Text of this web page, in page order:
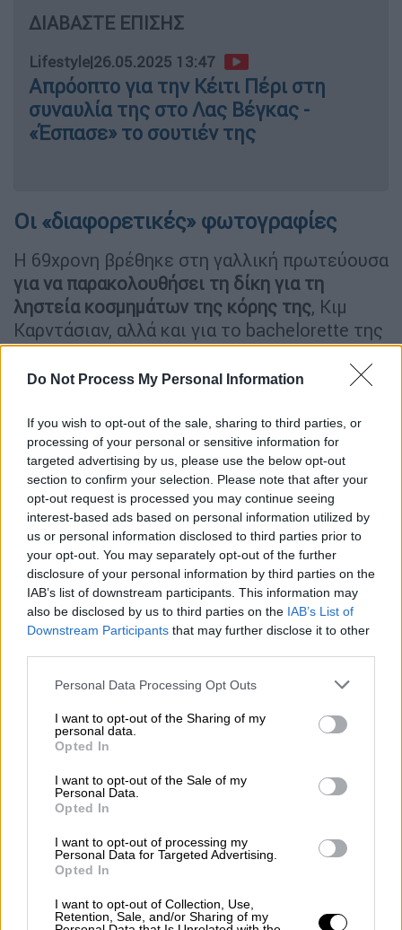
Do Not Process My Personal Information
If you wish to opt-out of the sale, sharing to third parties, or
processing of your personal or sensitive information for
targeted advertising by us, please use the below opt-out
section to confirm your selection. Please note that after your
opt-out request is processed you may continue seeing
interest-based ads based on personal information utilized by
us or personal information disclosed to third parties prior to
your opt-out. You may separately opt-out of the further
disclosure of your personal information by third parties on the
IAB’s list of downstream participants. This information may
also be disclosed by us to third parties on the IAB’s List of
Downstream Participants that may further disclose it to other
Please note that this website/app uses one or more Google
not limited to your visit or usage behaviour. You may click to
grant or deny consent to Google and its third-party tags to
use your data for below specified purposes in below Google
consent section.
Personal Data Processing Opt Outs
I want to opt-out of the Sharing of my
personal data.
Opted In
I want to opt-out of the Sale of my
Personal Data.
Opted In
I want to opt-out of processing my
Personal Data for Targeted Advertising.
Opted In
I want to opt-out of Collection, Use,
Retention, Sale, and/or Sharing of my
ΔΙΑΒΑΣΤΕ ΕΠΙΣΗΣ
Lifestyle|26.05.2025 13:47
Απρόοπτο για την Κέιτι Πέρι στη
συναυλία της στο Λας Βέγκας -
«Έσπασε» το σουτιέν της
Οι «διαφορετικές» φωτογραφίες
Η 69χρονη βρέθηκε στη γαλλική πρωτεύουσα
για να παρακολουθήσει τη δίκη για τη
ληστεία κοσμημάτων της κόρης της, Κιμ
Καρντάσιαν, αλλά και για το bachelorette της
Λόρεν Σάντσεζ.
Αυτό που προκάλεσε όμως τη μεγαλύτερη
εντύπωση, ήταν η εξωτερική της εμφάνιση.
Πολλοί σχολίασαν πως η Τζένερδείχνει πιο
νέα ακόμα και από τις κόρες της, κάτι που
αποδίδουν στις αλλεπάλληλες πλαστικές
επεμβάσειςπου έχει κάνει τα τελευταία
χρόνια. «Νόμιζα ότι ήταν η Κιμ», έγραψε ένας
στα μέσα κοινωνικής δικτύωσης, με έναν
άλλον να συμπληρώνει: «Μοιάζει με αδερφή
και όχι με μητέρα».